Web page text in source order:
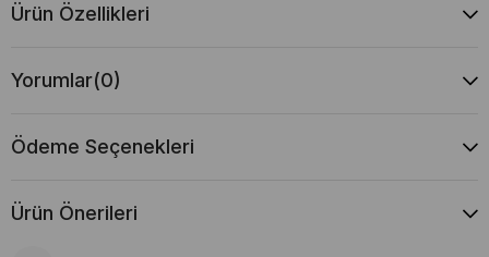
Ürün Özellikleri
Yorumlar(0)
Ödeme Seçenekleri
Ürün Önerileri